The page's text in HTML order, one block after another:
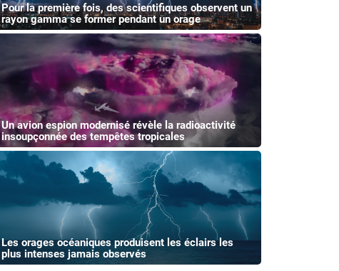
Pour la première fois, des scientifiques observent un
rayon gamma se former pendant un orage
Un avion espion modernisé révèle la radioactivité
insoupçonnée des tempêtes tropicales
Les orages océaniques produisent les éclairs les
plus intenses jamais observés